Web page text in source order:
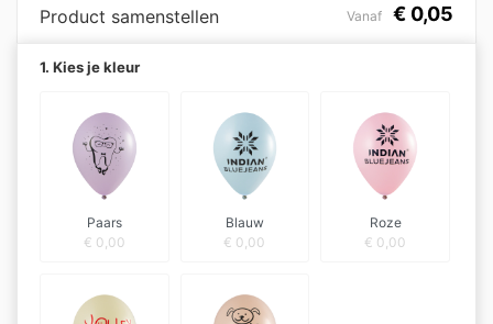
Product samenstellen Vanaf € 0,05
1. Kies je kleur
Paars
€ 0,00
Blauw
€ 0,00
Roze
€ 0,00